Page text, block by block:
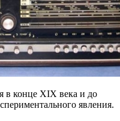
в конце XIX века и до
явления.